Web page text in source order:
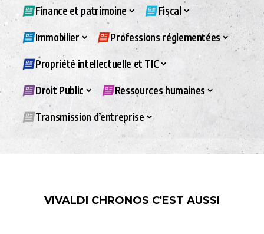
Finance et patrimoine Fiscal
Immobilier Professions réglementées
Propriété intellectuelle et TIC
Droit Public Ressources humaines
Transmission d’entreprise
VIVALDI CHRONOS C'EST AUSSI